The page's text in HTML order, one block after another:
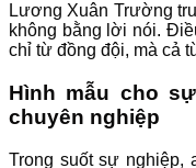
Lương Xuân Trường
không bằng lời nói.
chỉ từ đồng đội, mà cả
Hình mẫu cho
chuyên nghiệp
Trong suốt sự nghiệp,